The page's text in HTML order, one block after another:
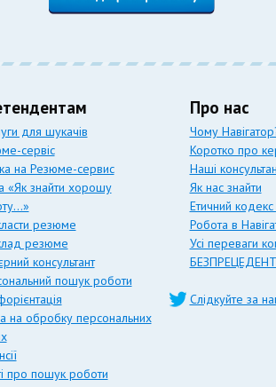
для шукачів
сервіс
на Резюме-сервис
«Як знайти хорошу
резюме
резюме
консультант
пошук роботи
на обробку персональних
про пошук роботи
Про нас
Чому
Коротко про
Наші
Як нас знайти
Етичний кодекс
Робота в
Усі переваги
Слідкуйте за